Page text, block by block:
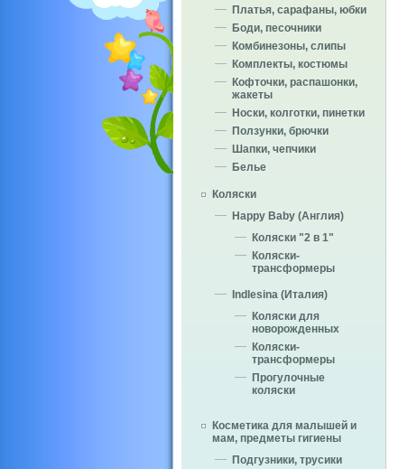
Платья, сарафаны, юбки
Боди, песочники
Комбинезоны, слипы
Комплекты, костюмы
Кофточки, распашонки,
жакеты
Носки, колготки, пинетки
Ползунки, брючки
Шапки, чепчики
Белье
Коляски
Happy Baby (Англия)
Коляски "2 в 1"
Коляски-
трансформеры
Indlesina (Италия)
Коляски для
новорожденных
Коляски-
трансформеры
Прогулочные
коляски
Косметика для малышей и
мам, предметы гигиены
Подгузники, трусики